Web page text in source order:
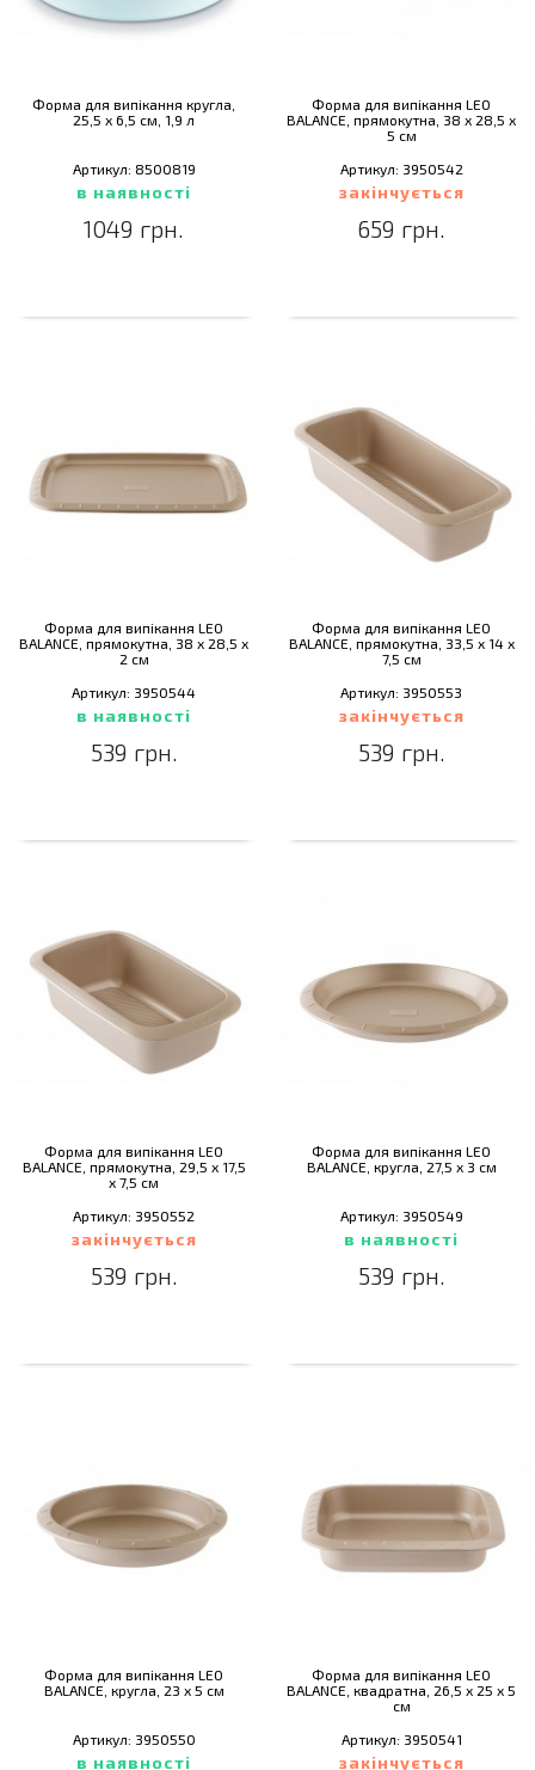
Форма для випікання кругла,
25,5 х 6,5 см, 1,9 л
Артикул: 8500819
в наявності
1049 грн.
Форма для випікання LEO
BALANCE, прямокутна, 38 x 28,5 x
5 см
Артикул: 3950542
закінчується
659 грн.
Форма для випікання LEO
BALANCE, прямокутна, 38 x 28,5 x
2 см
Артикул: 3950544
в наявності
539 грн.
Форма для випікання LEO
BALANCE, прямокутна, 33,5 x 14 x
7,5 см
Артикул: 3950553
закінчується
539 грн.
Форма для випікання LEO
BALANCE, прямокутна, 29,5 x 17,5
x 7,5 см
Артикул: 3950552
закінчується
539 грн.
Форма для випікання LEO
BALANCE, кругла, 27,5 х 3 см
Артикул: 3950549
в наявності
539 грн.
Форма для випікання LEO
BALANCE, кругла, 23 х 5 см
Артикул: 3950550
в наявності
Форма для випікання LEO
BALANCE, квадратна, 26,5 х 25 х 5
см
Артикул: 3950541
закінчується